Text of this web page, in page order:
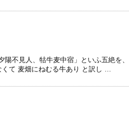
不見人、牯牛麦中宿」といふ五絶を、
て 麦畑にねむる牛あり と訳し …